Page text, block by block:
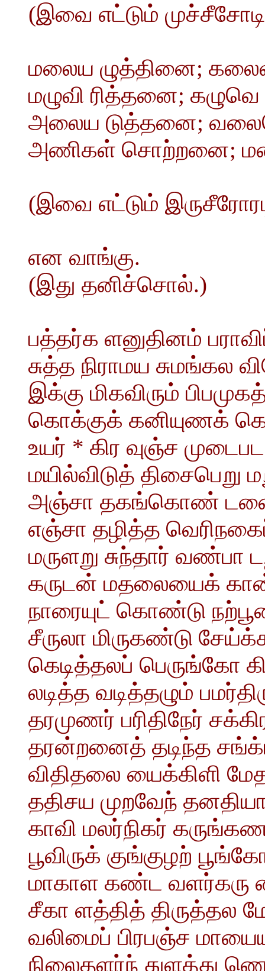
(இவை எட்டும்
மலைய ழுத்தினை;
மழுவி ரித்தனை;
அலைய டுத்தனை;
அணிகள் சொற்றனை;
(இவை எட்டும்
என வாங்கு.
(இது தனிச்சொல்.)
பத்தர்க ளனுதினம்
சுத்த நிராமய சுமங்கல
இக்கு மிகவிரும்
கொக்குக் கனியுணக்
உயர் * கிர வுஞ்ச
மயில்விடுத் திசைபெறு
அஞ்சா தகங்கொண்
எஞ்சா தழித்த
மருளறு சுந்தார் வண்பா
கருடன் மதலையைக்
நாரையுட் கொண்டு
சீருலா மிருகண்டு
கெடித்தலப் பெருங்கோ
லடித்த வடித்தழும்
தரமுணர் பரிதிநேர்
தரன்றனைத் தடிந்த
விதிதலை யைக்கிளி
ததிசய முறவேந்
காவி மலர்நிகர்
பூவிருக் குங்குழற்
மாகாள கண்ட வளர்கரு
சீகா ளத்தித் திருத்தல
வலிமைப் பிரபஞ்ச
நிலைதளர்ந் துளத்து